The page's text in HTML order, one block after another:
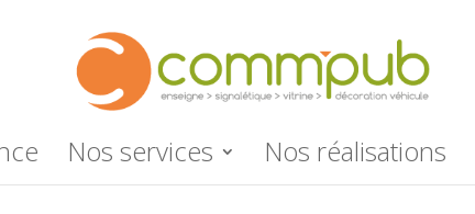
Nos services Nos réalisations